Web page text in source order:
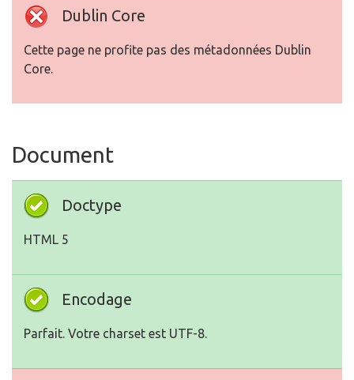
Dublin Core
Cette page ne profite pas des métadonnées Dublin
Core.
Document
Doctype
HTML 5
Encodage
Parfait. Votre charset est UTF-8.